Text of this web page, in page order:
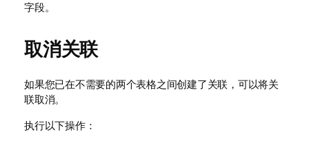
字段。
取消关联
如果您已在不需要的两个表格之间创建了关联，可以将关
联取消。
执行以下操作：